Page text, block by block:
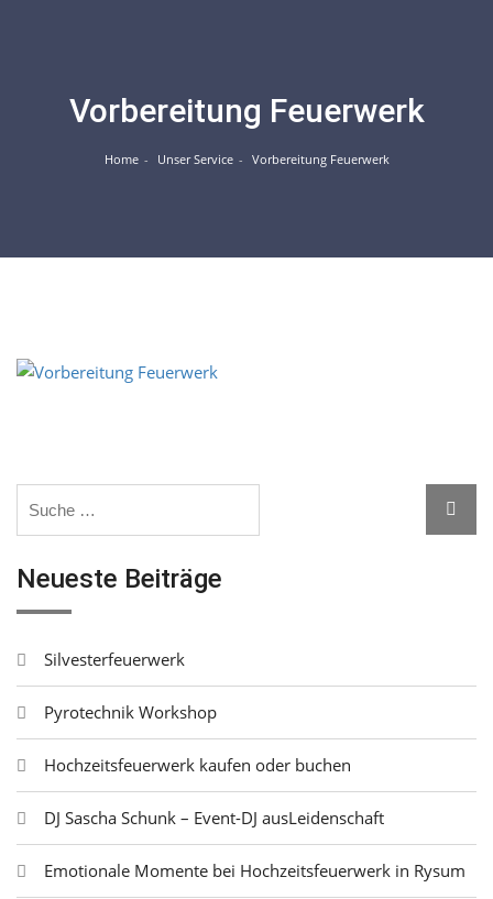
Vorbereitung Feuerwerk
Home Unser Service Vorbereitung Feuerwerk
for:
Neueste Beiträge
Silvesterfeuerwerk
Pyrotechnik Workshop
Hochzeitsfeuerwerk kaufen oder buchen
DJ Sascha Schunk – Event-DJ ausLeidenschaft
Emotionale Momente bei Hochzeitsfeuerwerk in Rysum